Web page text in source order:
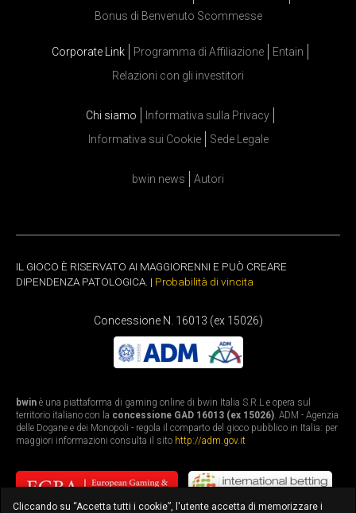
Bonus di Benvenuto Scommesse
Corporate Link Programma di Affiliazione
Entain
Relazioni con gli investitori
Chi siamo
Informativa sulla Privacy
Informativa sui Cookie
Sede Legale
bwin news Autori
IL GIOCO È RISERVATO AI MAGGIORENNI E PUÒ CREARE
DIPENDENZA PATOLOGICA. | Probabilità di vincita
Concessione N. 16013 (ex 15026)
bwin è una piattaforma di gaming online di bwin Italia S.R.L e opera sul
territorio italiano con la concessione GAD 16013 (ex 15026). ADM - Agenzia
delle Dogane e dei Monopoli - regola il comparto del gioco pubblico in Italia: per
maggiori informazioni consulta il sito http://adm.gov.it
Cliccando su “Accetta tutti i cookie”, l'utente accetta di memorizzare i